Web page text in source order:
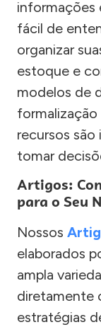
informações
fácil de
organizar
estoque e
modelos de
recursos são
tomar
Artigos:
para o Seu
Nossos
elaborados
ampla
diretamente
estratégias